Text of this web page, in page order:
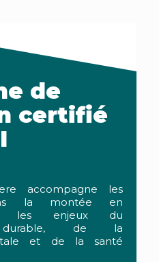
de
certifié
accompagne les
la montée en
les enjeux du
durable, de la
et de la santé